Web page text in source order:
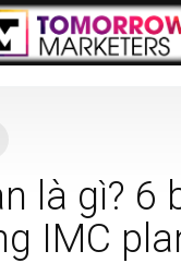
là gì? 6
IMC